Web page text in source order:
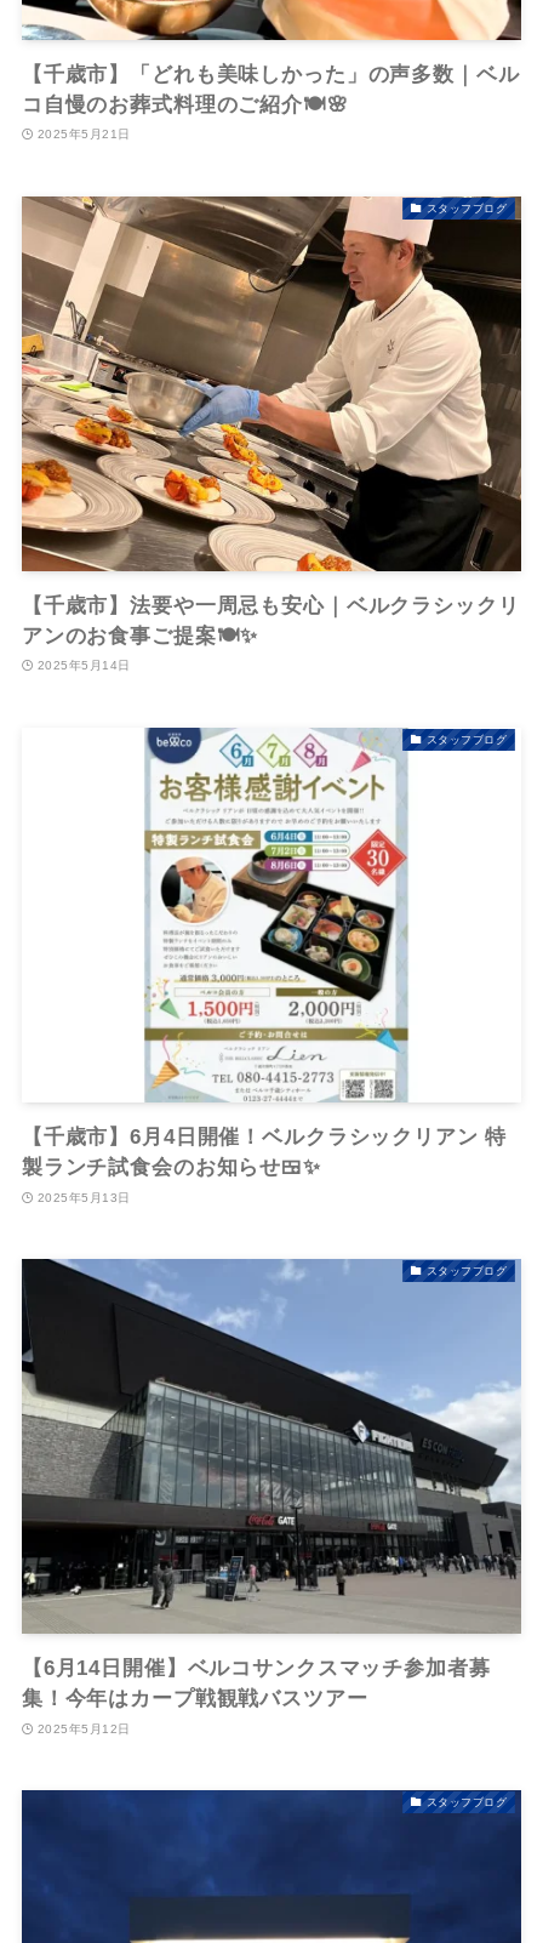
【千歳市】「どれも美味しかった」の声多数｜ベル
コ自慢のお葬式料理のご紹介🍽️🌸
2025年5月21日
スタッフブログ
【千歳市】法要や一周忌も安心｜ベルクラシックリ
アンのお食事ご提案🍽️✨
2025年5月14日
スタッフブログ
【千歳市】6月4日開催！ベルクラシックリアン 特
製ランチ試食会のお知らせ🍱✨
2025年5月13日
スタッフブログ
【6月14日開催】ベルコサンクスマッチ参加者募
集！今年はカープ戦観戦バスツアー
2025年5月12日
スタッフブログ